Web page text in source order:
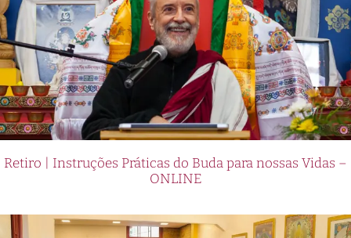
Retiro | Instruções Práticas do Buda para nossas Vidas –
ONLINE